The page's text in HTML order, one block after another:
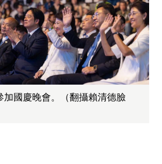
加國慶晚會。（翻攝賴清德臉